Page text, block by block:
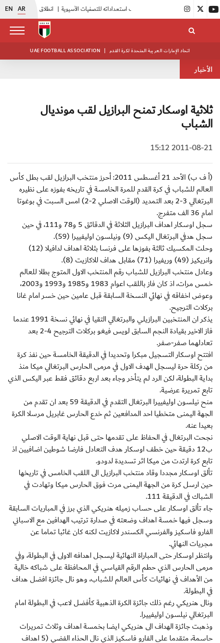
EN AR انطلاق دورة مراقبي المباريات المستجدين | |
UAE FOOTBALL ASSOCIATION | اتحاد الإمارات العربية المتحدة لكرة القدم
الأخبار
ثلاثية اوسكار تمنح البرازيل لقب مونديال
الشباب
2011-08-21 15:12
(أ ف ب) الأحد 21 أغسطس 2011: أحرز منتخب البرازيل لقب بطل كأس
العالم للشباب في كرة القدم للمرة الخامسة في تاريخه بفوزه على نظيره
البرتغالي 3-2 بعد التمديد (الوقت الاصلي 2-2) امس السبت في بوغوتا
امام 36 الف متفرج.
سجل اوسكار اهداف البرازيل الثلاثة في الدقائق 5 و78 و111، في حين
سجل هدفي البرتغال اليكس (9) ونيلسون اوليفييرا (59).
وحلت المكسيك ثالثة بفوزها على فرنسا بثلاثة اهداف لدافيلا (12)
وانريكيز (49) وريفيرا (71) مقابل هداف للاكازيت (8).
وعادل منتخب البرازيل للشباب رقم المنتخب الاول المتوج بطلا للعالم
خمس مرات، اذ كان فاز باللقب اعوام 1983 و1985 و1993 و2003،
وعوض اخفاقه في نهائي النسخة السابقة قبل عامين حين خسر امام غانا
بركلات الترجيح.
يذكر ان المنتخبين البرازيلي والبرتغالي التقيا في نهائي نسخة 1991 عندما
فاز الاخير بقيادة النجم السابق لويس فيغو بركلات الترجيح 4-2 بعد
تعادلهما صفر-صفر.
افتتح اوسكار التسجيل مبكرا وتحديدا في الدقيقة الخامسة حين نفذ كرة
من ركلة حرة ليسجل الهدف الاول في مرمى الحارس البرتغالي ميكا منذ
بداية البطولة، لكن الرد لم يتأخر وجاء بعد اربع دقائق فقط عبر اليكس الذي
تابع تمريرة عرضية.
منح نيلسون اوليفييرا البرتغال التقدم في الدقيقة 59 بعد ان تقدم من
الجهة اليمنى متخطيا احد المدافعين ثم خدع الحارس غابريل مرسلا الكرة
بعيدا عنه.
نجحت البرتغال في الحفاظ على تقدمها حتى قبل نهاية الوقت الاصلي
ب12 دقيقة حين خطف اوسكار هدف التعادل فارضا شوطين اضافيين اذ
تابع كرة ارتدت من ميكا اثر تسديدة لدودو.
تألق اوسكار مجددا وقاد منتخب البرازيل الى اللقب الخامس في تاريخها
حين ارسل كرة من الجهة اليمنى مرت فوق الحارس ميكا وتهادت في
الشباك في الدقيقة 111.
جاء تألق اوسكار على حساب زميله هنريكي الذي برز في المباريات السابقة
وسجل فيها خمسة اهداف وضعته في صدارة ترتيب الهدافين مع الاسباني
الفارو فاسكيز والفرنسي الكسندر لاكازيت لكنه كان غائبا تماما عن
مجريات النهائي.
وانتظر اوسكار حتى المباراة النهائية ليسجل اهدافه الاولى في البطولة، وفي
مرمى الحارس الذي حطم الرقم القياسي في المحافظة على شباكه خالية
من الأهداف في نهائيات كأس العالم للشباب، وهو نال جائزة افضل هداف
في البطولة.
ونال هنريكي رغم ذلك جائزة الكرة الذهبية كأفضل لاعب في البطولة امام
البرتغالي نيلسون اوليفييرا.
وذهبت جائزة الهداف الى هنريكي ايضا بخمسة اهداف وثلاث تمريرات
حاسمة، متقدما على الفارو فاسكيز الذي نال الحذاء الفضي (5 اهداف